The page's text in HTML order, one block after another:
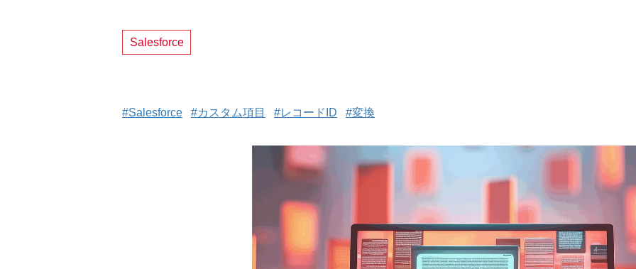
Salesforce
#Salesforce #カスタム項目 #レコードID #変換